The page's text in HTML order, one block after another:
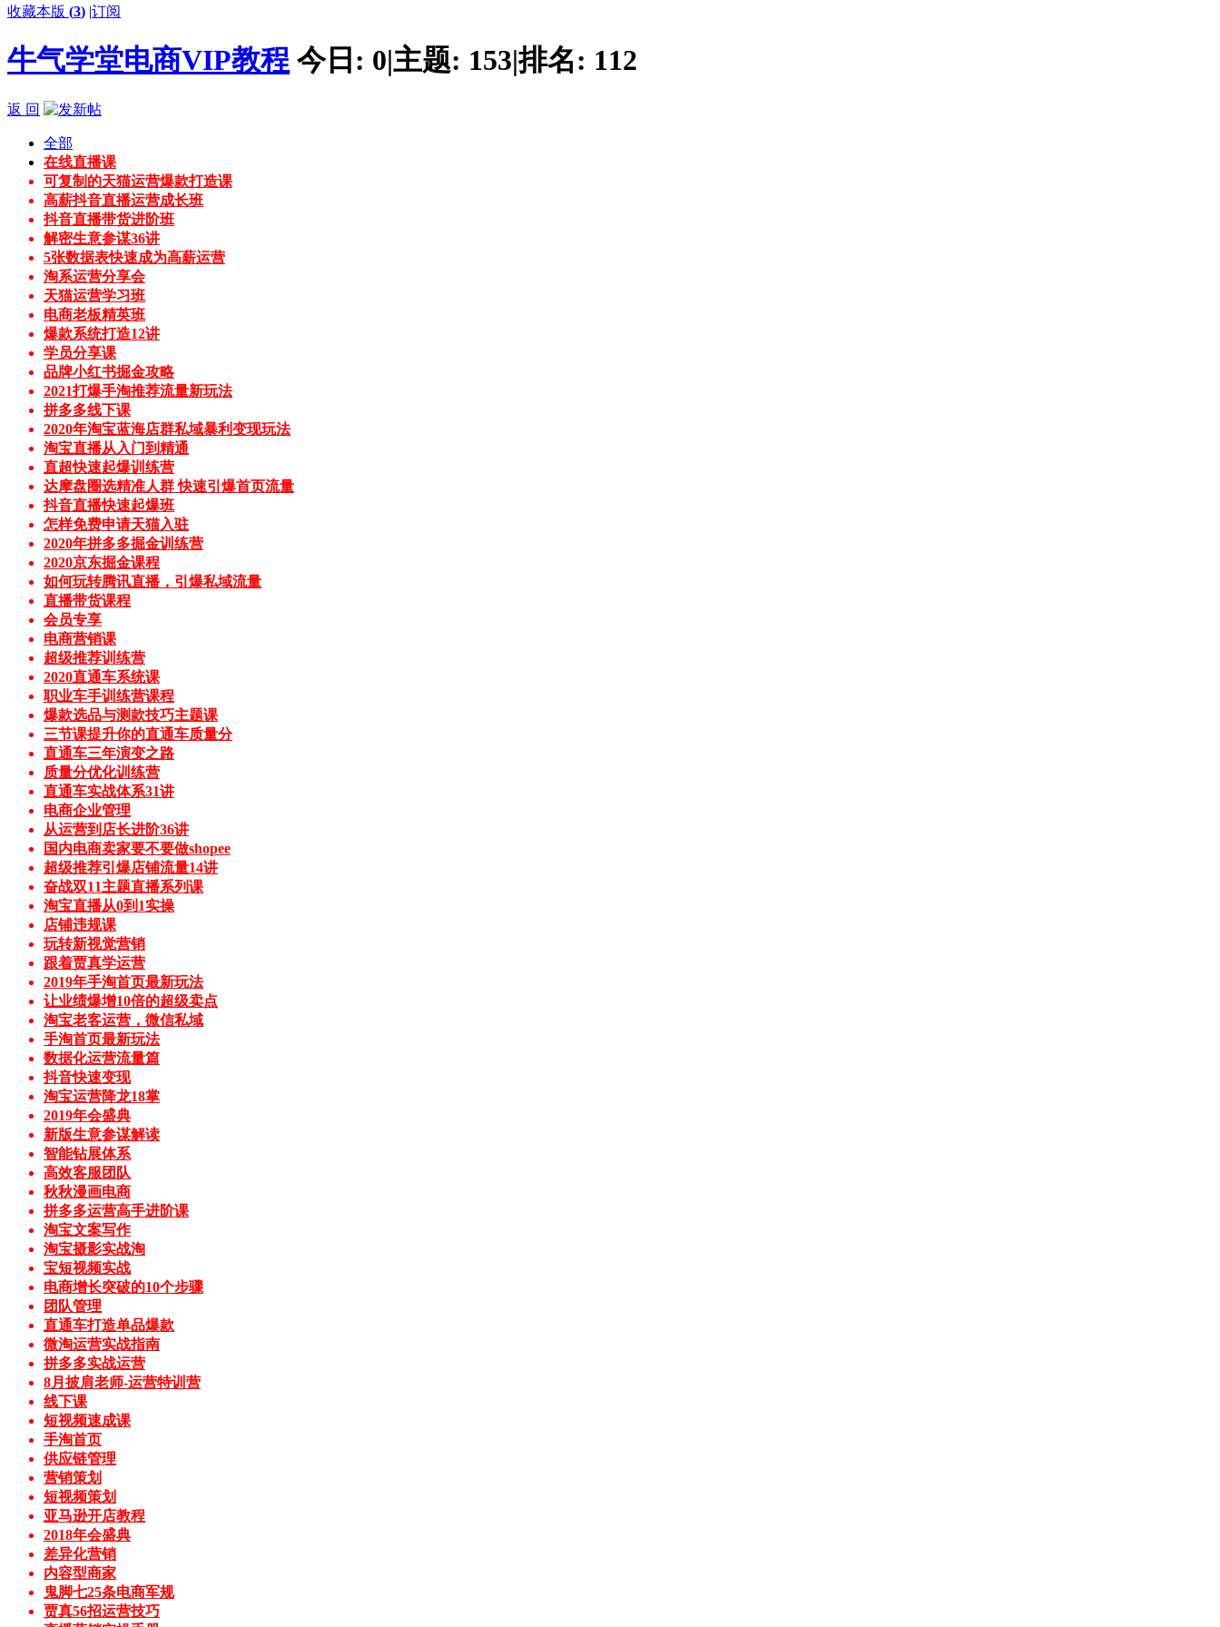
收藏本版 (3) |订阅
牛气学堂电商VIP教程 今日: 0|主题: 153|排名: 112
返 回
全部
在线直播课
可复制的天猫运营爆款打造课
高薪抖音直播运营成长班
抖音直播带货进阶班
解密生意参谋36讲
5张数据表快速成为高薪运营
淘系运营分享会
天猫运营学习班
电商老板精英班
爆款系统打造12讲
学员分享课
品牌小红书掘金攻略
2021打爆手淘推荐流量新玩法
拼多多线下课
2020年淘宝蓝海店群私域暴利变现玩法
淘宝直播从入门到精通
直超快速起爆训练营
达摩盘圈选精准人群 快速引爆首页流量
抖音直播快速起爆班
怎样免费申请天猫入驻
2020年拼多多掘金训练营
2020京东掘金课程
如何玩转腾讯直播，引爆私域流量
直播带货课程
会员专享
电商营销课
超级推荐训练营
2020直通车系统课
职业车手训练营课程
爆款选品与测款技巧主题课
三节课提升你的直通车质量分
直通车三年演变之路
质量分优化训练营
直通车实战体系31讲
电商企业管理
从运营到店长进阶36讲
国内电商卖家要不要做shopee
超级推荐引爆店铺流量14讲
奋战双11主题直播系列课
淘宝直播从0到1实操
店铺违规课
玩转新视觉营销
跟着贾真学运营
2019年手淘首页最新玩法
让业绩爆增10倍的超级卖点
淘宝老客运营，微信私域
手淘首页最新玩法
数据化运营流量篇
抖音快速变现
淘宝运营降龙18掌
2019年会盛典
新版生意参谋解读
智能钻展体系
高效客服团队
秋秋漫画电商
拼多多运营高手进阶课
淘宝文案写作
淘宝摄影实战淘
宝短视频实战
电商增长突破的10个步骤
团队管理
直通车打造单品爆款
微淘运营实战指南
拼多多实战运营
8月披肩老师-运营特训营
线下课
短视频速成课
手淘首页
供应链管理
营销策划
短视频策划
亚马逊开店教程
2018年会盛典
差异化营销
内容型商家
鬼脚七25条电商军规
贾真56招运营技巧